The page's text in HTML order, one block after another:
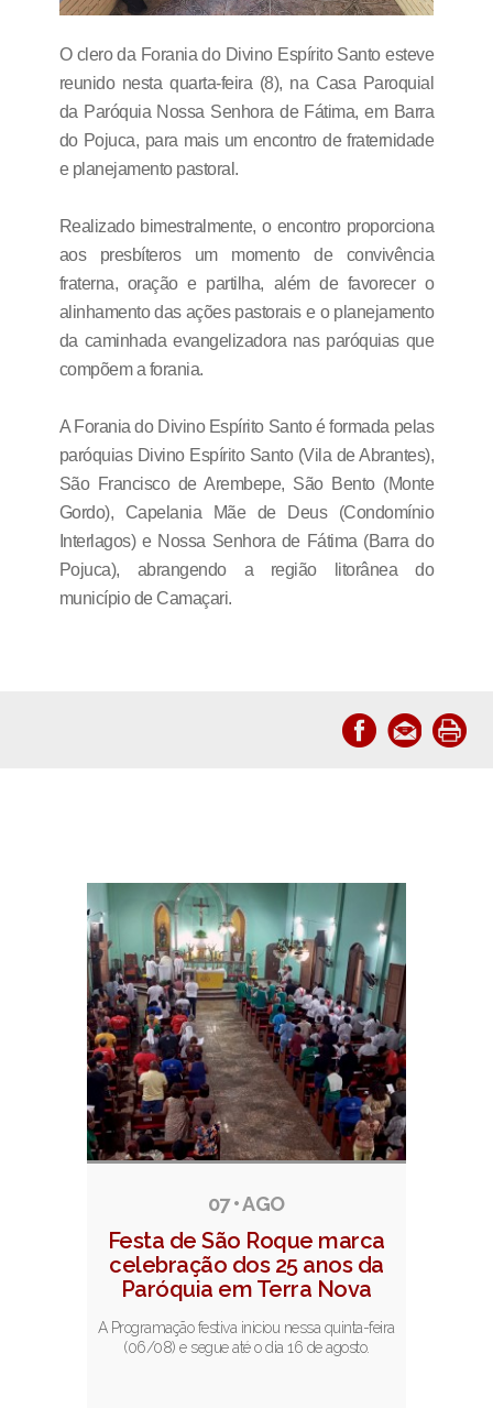
O clero da Forania do Divino Espírito Santo esteve
reunido nesta quarta-feira (8), na Casa Paroquial
da Paróquia Nossa Senhora de Fátima, em Barra
do Pojuca, para mais um encontro de fraternidade
e planejamento pastoral.
Realizado bimestralmente, o encontro proporciona
aos presbíteros um momento de convivência
fraterna, oração e partilha, além de favorecer o
alinhamento das ações pastorais e o planejamento
da caminhada evangelizadora nas paróquias que
compõem a forania.
A Forania do Divino Espírito Santo é formada pelas
paróquias Divino Espírito Santo (Vila de Abrantes),
São Francisco de Arembepe, São Bento (Monte
Gordo), Capelania Mãe de Deus (Condomínio
Interlagos) e Nossa Senhora de Fátima (Barra do
Pojuca), abrangendo a região litorânea do
município de Camaçari.
Notícias relacionadas
07 • AGO
Festa de São Roque marca
celebração dos 25 anos da
Paróquia em Terra Nova
A Programação festiva iniciou nessa quinta-feira
(06/08) e segue até o dia 16 de agosto.